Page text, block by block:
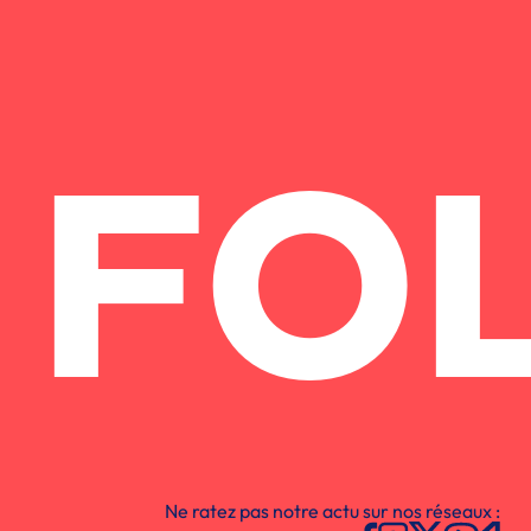
Ne ratez pas notre actu sur nos réseaux :